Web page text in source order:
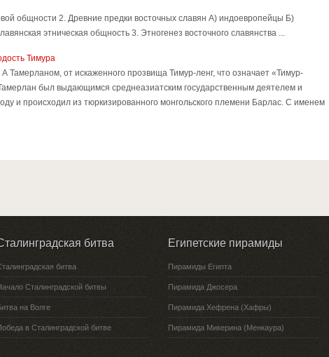
общности 2. Древние предки восточных славян А) индоевропейцы Б)
этническая общность 3. Этногенез восточного славянства ...
Тимура
Тамерланом, от искаженного прозвища Тимур-ленг, что означает «Тимур-
был выдающимся среднеазиатским государственным деятелем и
и происходил из тюркизированного монгольского племени Барлас. С именем
битва
битва
Сталинградской битвы
на Волге
в Сталинградской битве
Египетские пирамиды
Пирамиды Египта
Пирамида Джосера
Пирамида Хефрена (Хафры)
Пирамида Микерина (Менкаура)